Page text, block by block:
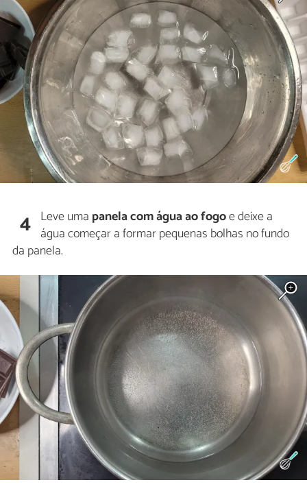
4 Leve uma panela com água ao fogoe deixe a
água começar a formar pequenas bolhas no fundo
da panela.